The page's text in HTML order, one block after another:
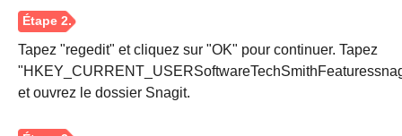
Tapez "regedit" et cliquez sur "OK" pour continuer. Tapez
et ouvrez le dossier Snagit.